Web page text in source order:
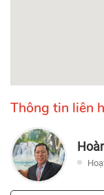
Thông tin liên